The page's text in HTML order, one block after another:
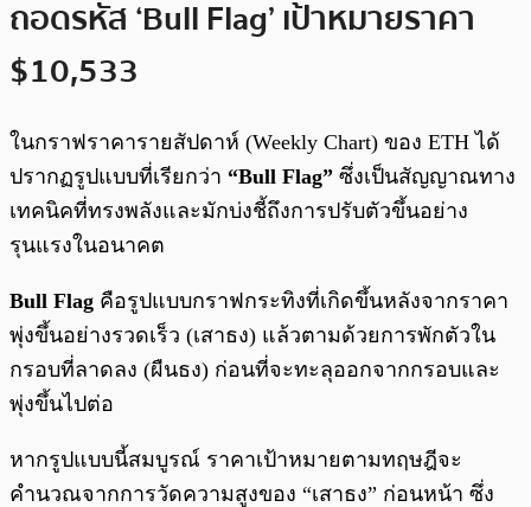
ถอดรหัส ‘Bull Flag’ เป้าหมายราคา
$10,533
ในกราฟราคารายสัปดาห์ (Weekly Chart) ของ ETH ได้
ปรากฏรูปแบบที่เรียกว่า “Bull Flag” ซึ่งเป็นสัญญาณทาง
เทคนิคที่ทรงพลังและมักบ่งชี้ถึงการปรับตัวขึ้นอย่าง
รุนแรงในอนาคต
Bull Flag คือรูปแบบกราฟกระทิงที่เกิดขึ้นหลังจากราคา
พุ่งขึ้นอย่างรวดเร็ว (เสาธง) แล้วตามด้วยการพักตัวใน
กรอบที่ลาดลง (ผืนธง) ก่อนที่จะทะลุออกจากกรอบและ
พุ่งขึ้นไปต่อ
หากรูปแบบนี้สมบูรณ์ ราคาเป้าหมายตามทฤษฎีจะ
คำนวณจากการวัดความสูงของ “เสาธง” ก่อนหน้า ซึ่ง